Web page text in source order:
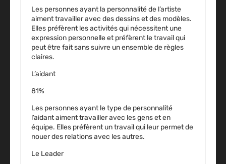
Les personnes ayant la personnalité de l’artiste
aiment travailler avec des dessins et des modèles.
Elles préfèrent les activités qui nécessitent une
expression personnelle et préfèrent le travail qui
peut être fait sans suivre un ensemble de règles
claires.
L’aidant
81%
Les personnes ayant le type de personnalité
l’aidant aiment travailler avec les gens et en
équipe. Elles préfèrent un travail qui leur permet de
nouer des relations avec les autres.
Le Leader